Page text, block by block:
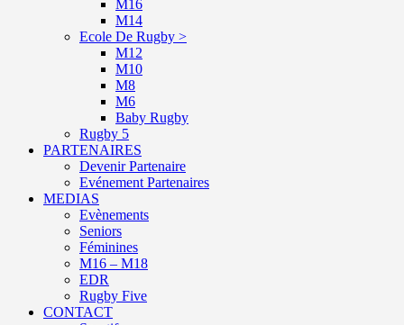
M16
M14
Ecole De Rugby >
M12
M10
M8
M6
Baby Rugby
Rugby 5
PARTENAIRES
Devenir Partenaire
Evénement Partenaires
MEDIAS
Evènements
Seniors
Féminines
M16 – M18
EDR
Rugby Five
CONTACT